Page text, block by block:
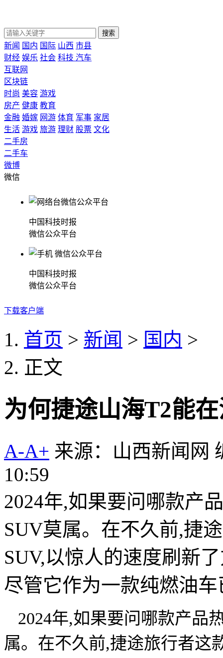
搜索
新闻 国内 国际 山西 市县
财经 娱乐 社会 科技 汽车
互联网
区块链
时尚 美容 游戏
房产 健康 教育
金融 婚嫁 网游 体育 军事 家居
生活 游戏 旅游 理财 股票 文化
二手房
二手车
微博
微信
中国科技时报
微信公众平台
中国科技时报
微信公众平台
下载客户端
首页 > 新闻 > 国内 >
正文
为何捷途山海T2能
A-A+ 来源：山西新闻网
10:59
2024年,如果要问哪款产
SUV莫属。在不久前,捷
SUV,以惊人的速度刷新
尽管它作为一款纯燃油车
2024年,如果要问哪款产品
属。在不久前,捷途旅行者这